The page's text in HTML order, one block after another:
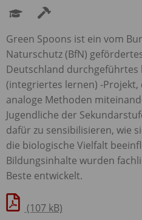
Green Spoons ist ein vom
Naturschutz (BfN)
Deutschland
(integriertes lernen) -Projekt,
analoge Methoden
Jugendliche der
dafür zu sensibilisieren, wie
die biologische Vielfalt
Bildungsinhalte wurden
Beste entwickelt.
(107 kB)